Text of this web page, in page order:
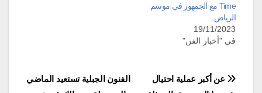
Time مع الجمهور في موسم
الرياض..
19/11/2023
في "أخبار الفن"
تصفّح
الفنون الجبلية تستعيد الماضي
عن أكبر عملية احتيال